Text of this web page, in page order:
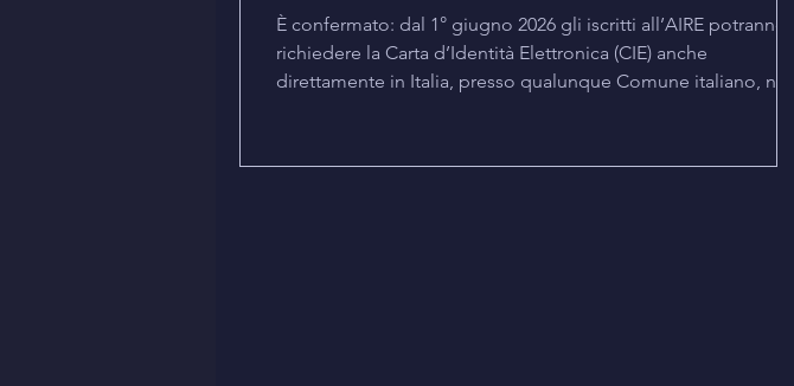
È confermato: dal 1° giugno 2026 gli iscritti all’AIRE potranno
richiedere la Carta d’Identità Elettronica (CIE) anche
direttamente in Italia, presso qualunque Comune italiano, non
l’appuntamento, la CIE possa essere spedita a scelta del